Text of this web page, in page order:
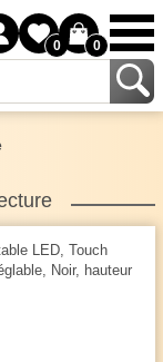
0 0
LED, Touch
Noir, hauteur